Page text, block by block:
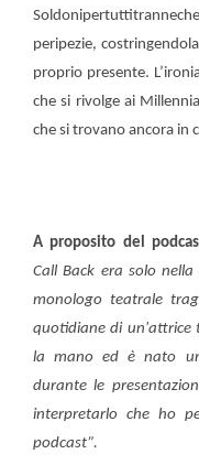
peripezie,
proprio presente.
che si rivolge ai
che si trovano ancora in
A proposito del
Call Back era solo
monologo teatrale
quotidiane di un'attrice
la mano ed è nato
durante le
interpretarlo che ho
podcast”.